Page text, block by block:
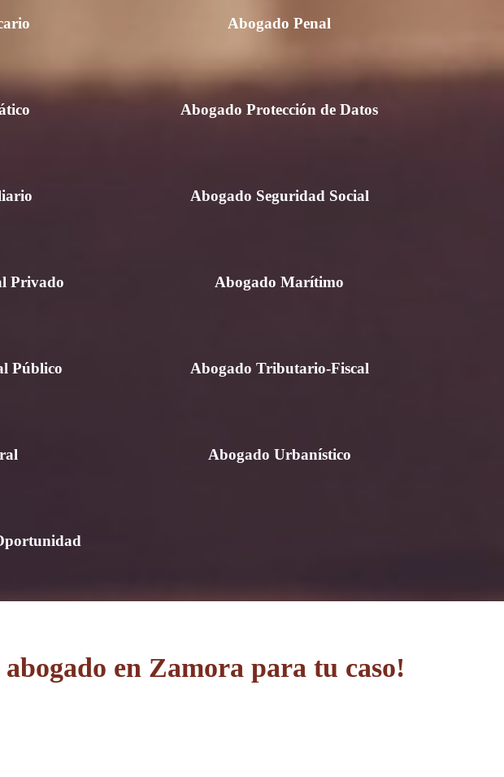
Privado
Público
Abogado Penal
Abogado Protección de Datos
Abogado Seguridad Social
Abogado Marítimo
Abogado Tributario-Fiscal
Abogado Urbanístico
en Zamora para tu caso!